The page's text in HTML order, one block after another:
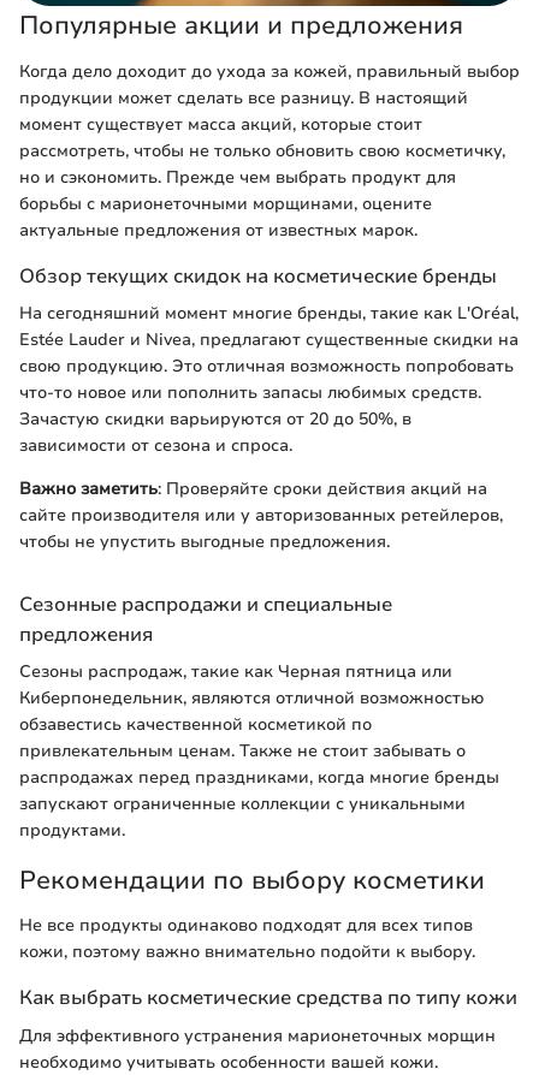
Популярные акции и предложения
Когда дело доходит до ухода за кожей, правильный выбор
продукции может сделать все разницу. В настоящий
момент существует масса акций, которые стоит
рассмотреть, чтобы не только обновить свою косметичку,
но и сэкономить. Прежде чем выбрать продукт для
борьбы с марионеточными морщинами, оцените
актуальные предложения от известных марок.
Обзор текущих скидок на косметические бренды
На сегодняшний момент многие бренды, такие как L'Oréal,
Estée Lauder и Nivea, предлагают существенные скидки на
свою продукцию. Это отличная возможность попробовать
что-то новое или пополнить запасы любимых средств.
Зачастую скидки варьируются от 20 до 50%, в
зависимости от сезона и спроса.
Важно заметить: Проверяйте сроки действия акций на
сайте производителя или у авторизованных ретейлеров,
чтобы не упустить выгодные предложения.
Сезонные распродажи и специальные
предложения
Сезоны распродаж, такие как Черная пятница или
Киберпонедельник, являются отличной возможностью
обзавестись качественной косметикой по
привлекательным ценам. Также не стоит забывать о
распродажах перед праздниками, когда многие бренды
запускают ограниченные коллекции с уникальными
продуктами.
Рекомендации по выбору косметики
Не все продукты одинаково подходят для всех типов
кожи, поэтому важно внимательно подойти к выбору.
Как выбрать косметические средства по типу кожи
Для эффективного устранения марионеточных морщин
необходимо учитывать особенности вашей кожи.